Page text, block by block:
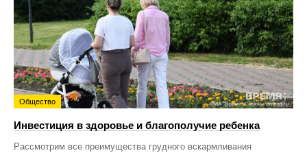
Общество
Инвестиция в здоровье и благополучие ребенка
Рассмотрим все преимущества грудного вскармливания